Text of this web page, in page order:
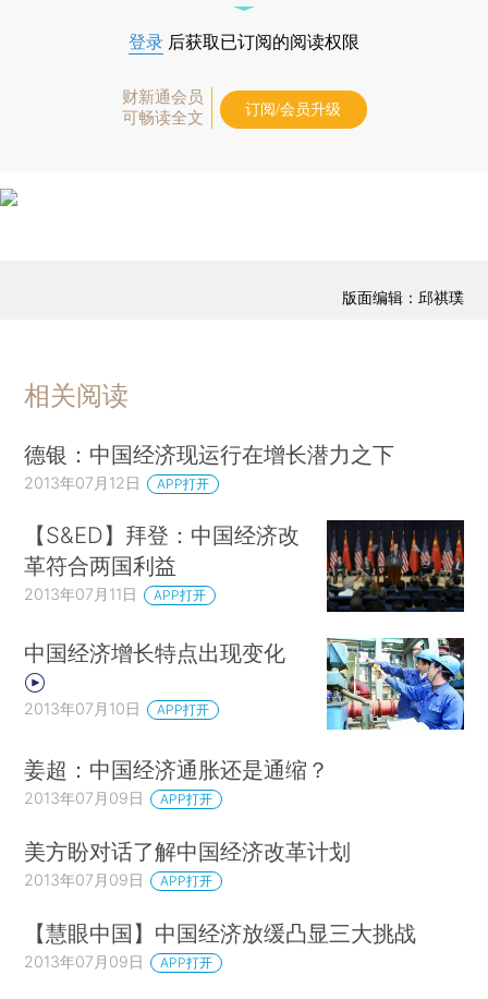
登录 后获取已订阅的阅读权限
财新通会员
可畅读全文
订阅/会员升级
版面编辑：邱祺璞
相关阅读
德银：中国经济现运行在增长潜力之下
2013年07月12日 APP打开
【S&ED】拜登：中国经济改
革符合两国利益
2013年07月11日 APP打开
中国经济增长特点出现变化
2013年07月10日 APP打开
姜超：中国经济通胀还是通缩？
2013年07月09日 APP打开
美方盼对话了解中国经济改革计划
2013年07月09日 APP打开
【慧眼中国】中国经济放缓凸显三大挑战
2013年07月09日 APP打开